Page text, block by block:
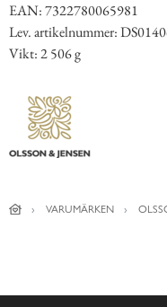
EAN: 7322780065981
Lev. artikelnummer:
Vikt: 2 506 g
VARUMÄRKEN